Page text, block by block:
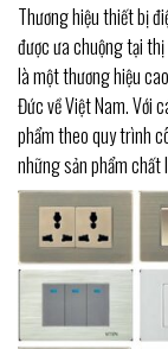
Thương hiệu thiết bị
được ưa chuộng tại
là một thương hiệu
Đức về Việt Nam. Với
phẩm theo quy trình
những sản phẩm